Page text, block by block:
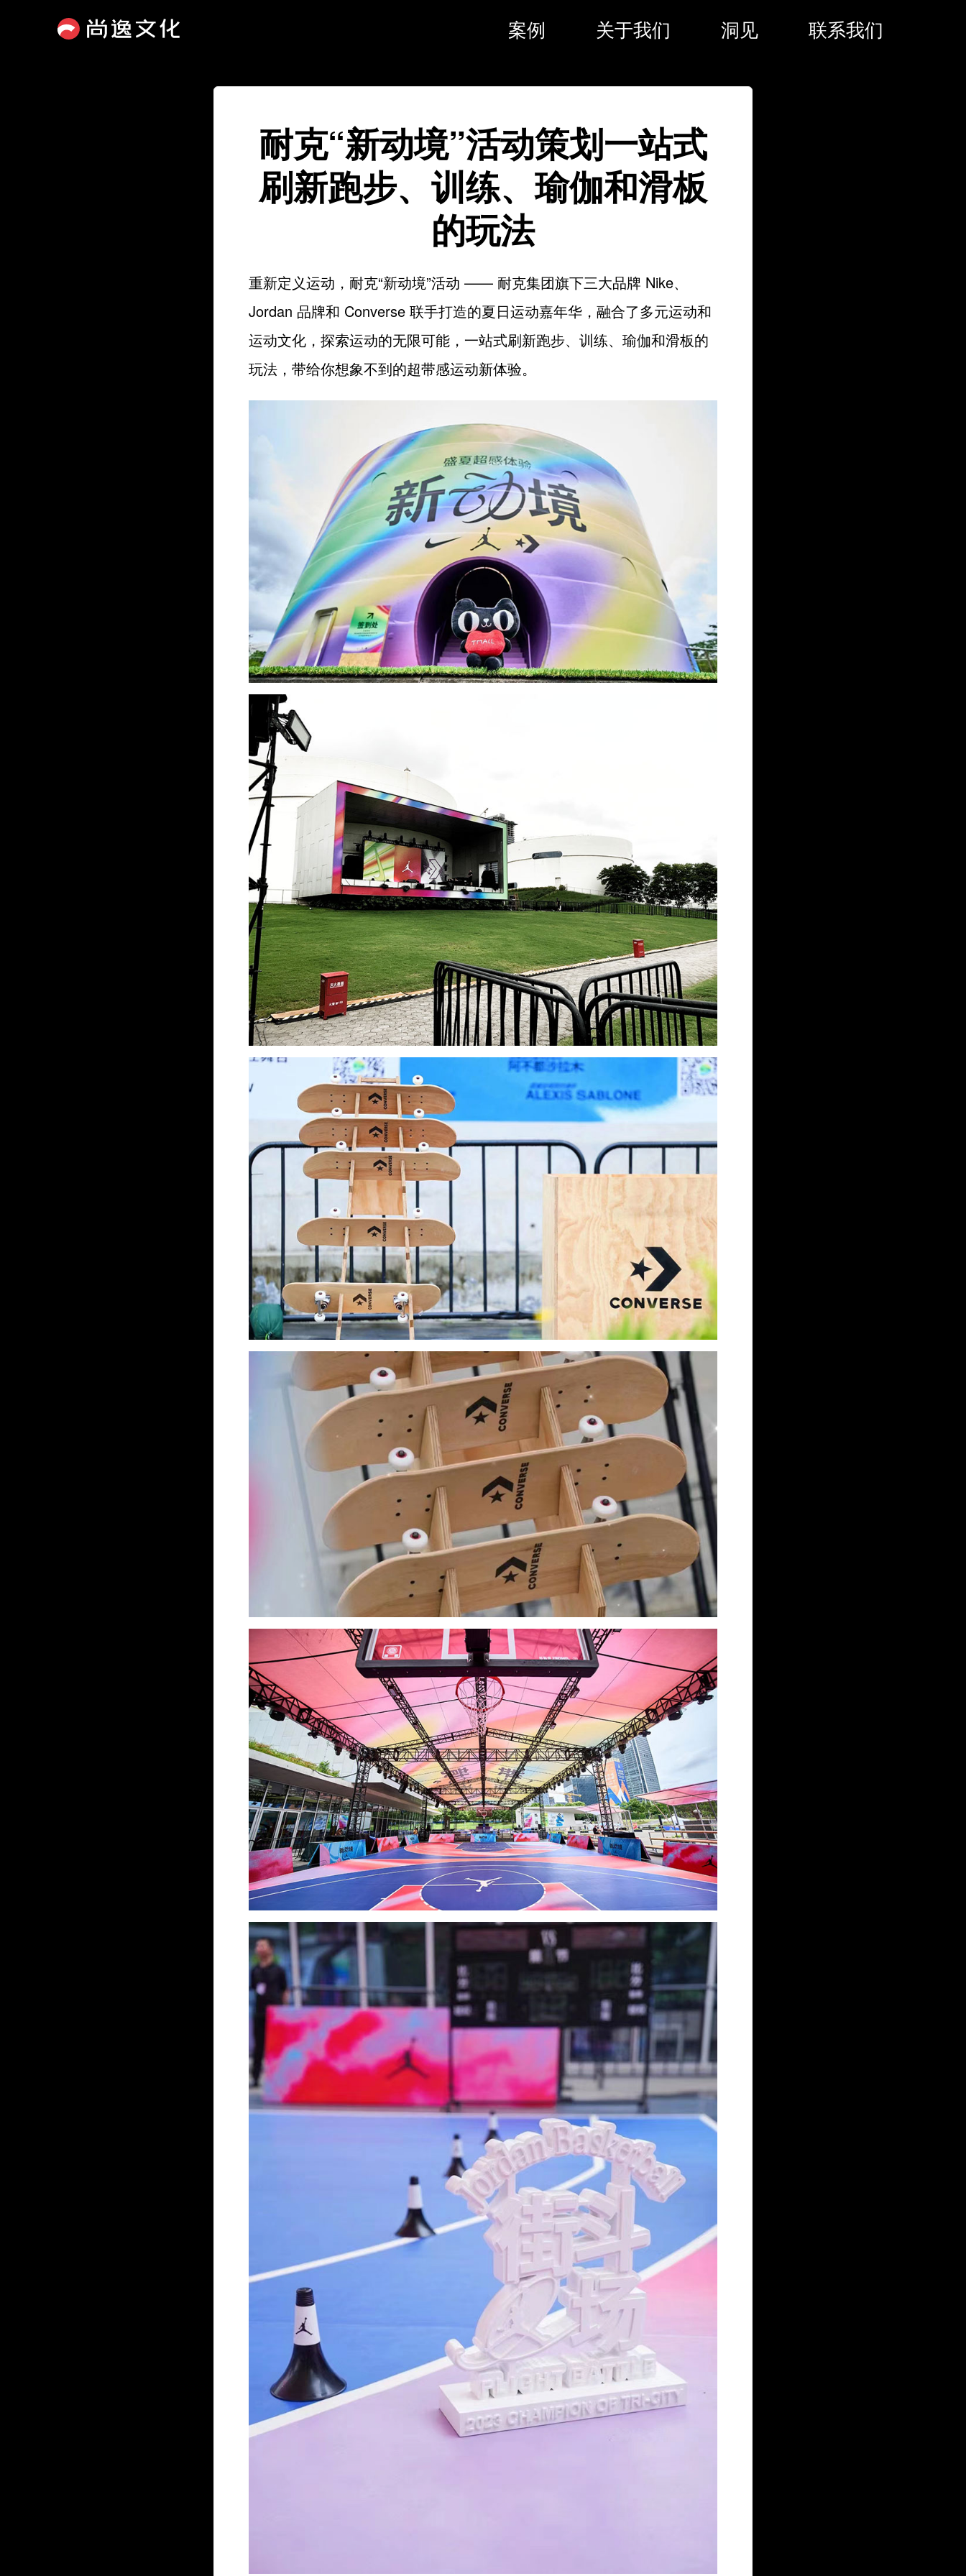
案例 关于我们 洞见 联系我们
耐克“新动境”活动策划一站式
刷新跑步、训练、瑜伽和滑板
的玩法
重新定义运动，耐克“新动境”活动 —— 耐克集团旗下三大品牌 Nike、
Jordan 品牌和 Converse 联手打造的夏日运动嘉年华，融合了多元运动和
运动文化，探索运动的无限可能，一站式刷新跑步、训练、瑜伽和滑板的
玩法，带给你想象不到的超带感运动新体验。